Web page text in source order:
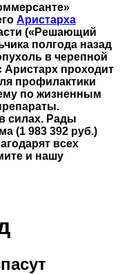
Аристарха
(«Решающий
полгода назад
в черепной
Аристарх проходит
профилактики
по жизненным
силах. Рады
(1 983 392 руб.)
всех
и нашу